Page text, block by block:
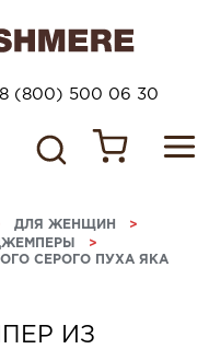
8 (800) 500 06 30
ДЛЯ ЖЕНЩИН >
>
СЕРОГО ПУХА ЯКА
ИЗ